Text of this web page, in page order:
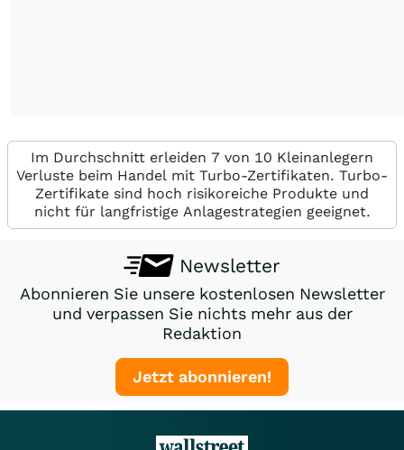
Im Durchschnitt erleiden 7 von 10 Kleinanlegern
Verluste beim Handel mit Turbo-Zertifikaten. Turbo-
Zertifikate sind hoch risikoreiche Produkte und
nicht für langfristige Anlagestrategien geeignet.
Newsletter
Abonnieren Sie unsere kostenlosen Newsletter
und verpassen Sie nichts mehr aus der
Redaktion
Jetzt abonnieren!